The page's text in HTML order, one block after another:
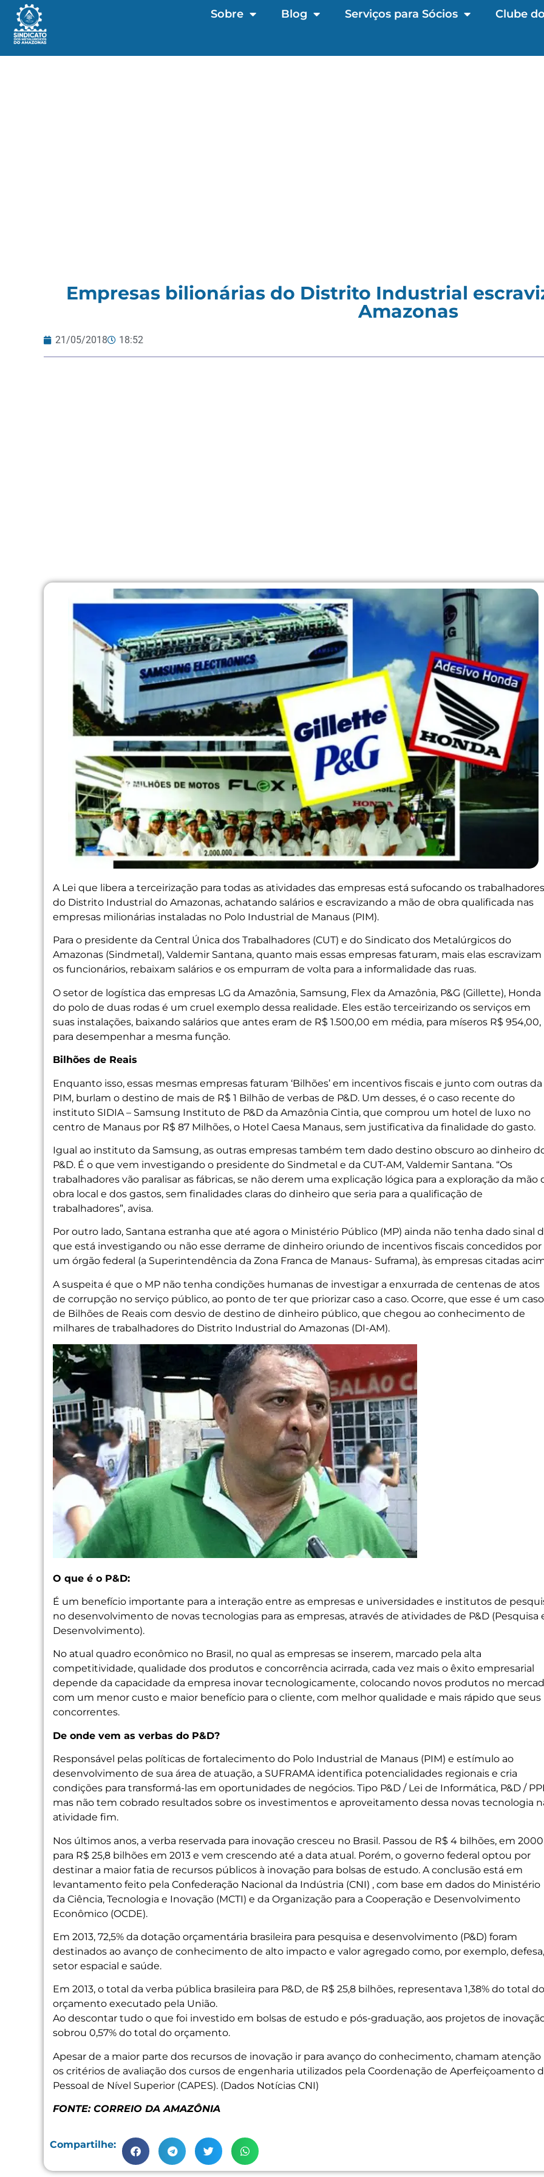
Sobre Blog Serviços para Sócios Clube
Empresas bilionárias do Distrito Industrial
Amazonas
21/05/2018 18:52
A Lei que libera a terceirização para todas as atividades das empresas está sufocando os trabalhadores
do Distrito Industrial do Amazonas, achatando salários e escravizando a mão de obra qualificada nas
empresas milionárias instaladas no Polo Industrial de Manaus (PIM).
Para o presidente da Central Única dos Trabalhadores (CUT) e do Sindicato dos Metalúrgicos do
Amazonas (Sindmetal), Valdemir Santana, quanto mais essas empresas faturam, mais elas escravizam
os funcionários, rebaixam salários e os empurram de volta para a informalidade das ruas.
O setor de logística das empresas LG da Amazônia, Samsung, Flex da Amazônia, P&G (Gillette), Honda
do polo de duas rodas é um cruel exemplo dessa realidade. Eles estão terceirizando os serviços em
suas instalações, baixando salários que antes eram de R$ 1.500,00 em média, para míseros R$ 954,00,
para desempenhar a mesma função.
Bilhões de Reais
Enquanto isso, essas mesmas empresas faturam ‘Bilhões’ em incentivos fiscais e junto com outras da
PIM, burlam o destino de mais de R$ 1 Bilhão de verbas de P&D. Um desses, é o caso recente do
instituto SIDIA – Samsung Instituto de P&D da Amazônia Cintia, que comprou um hotel de luxo no
centro de Manaus por R$ 87 Milhões, o Hotel Caesa Manaus, sem justificativa da finalidade do gasto.
Igual ao instituto da Samsung, as outras empresas também tem dado destino obscuro ao dinheiro
P&D. É o que vem investigando o presidente do Sindmetal e da CUT-AM, Valdemir Santana. “Os
trabalhadores vão paralisar as fábricas, se não derem uma explicação lógica para a exploração da mão
obra local e dos gastos, sem finalidades claras do dinheiro que seria para a qualificação de
trabalhadores”, avisa.
Por outro lado, Santana estranha que até agora o Ministério Público (MP) ainda não tenha dado sinal
que está investigando ou não esse derrame de dinheiro oriundo de incentivos fiscais concedidos por
um órgão federal (a Superintendência da Zona Franca de Manaus- Suframa), às empresas citadas
A suspeita é que o MP não tenha condições humanas de investigar a enxurrada de centenas de atos
de corrupção no serviço público, ao ponto de ter que priorizar caso a caso. Ocorre, que esse é um caso
de Bilhões de Reais com desvio de destino de dinheiro público, que chegou ao conhecimento de
milhares de trabalhadores do Distrito Industrial do Amazonas (DI-AM).
O que é o P&D:
É um benefício importante para a interação entre as empresas e universidades e institutos de
no desenvolvimento de novas tecnologias para as empresas, através de atividades de P&D (Pesquisa
Desenvolvimento).
No atual quadro econômico no Brasil, no qual as empresas se inserem, marcado pela alta
competitividade, qualidade dos produtos e concorrência acirrada, cada vez mais o êxito empresarial
depende da capacidade da empresa inovar tecnologicamente, colocando novos produtos no
com um menor custo e maior benefício para o cliente, com melhor qualidade e mais rápido que seus
concorrentes.
De onde vem as verbas do P&D?
Responsável pelas políticas de fortalecimento do Polo Industrial de Manaus (PIM) e estímulo ao
desenvolvimento de sua área de atuação, a SUFRAMA identifica potencialidades regionais e cria
condições para transformá-las em oportunidades de negócios. Tipo P&D / Lei de Informática, P&D /
mas não tem cobrado resultados sobre os investimentos e aproveitamento dessa novas tecnologia
atividade fim.
Nos últimos anos, a verba reservada para inovação cresceu no Brasil. Passou de R$ 4 bilhões, em
para R$ 25,8 bilhões em 2013 e vem crescendo até a data atual. Porém, o governo federal optou por
destinar a maior fatia de recursos públicos à inovação para bolsas de estudo. A conclusão está em
levantamento feito pela Confederação Nacional da Indústria (CNI) , com base em dados do Ministério
da Ciência, Tecnologia e Inovação (MCTI) e da Organização para a Cooperação e Desenvolvimento
Econômico (OCDE).
Em 2013, 72,5% da dotação orçamentária brasileira para pesquisa e desenvolvimento (P&D) foram
destinados ao avanço de conhecimento de alto impacto e valor agregado como, por exemplo, defesa,
setor espacial e saúde.
Em 2013, o total da verba pública brasileira para P&D, de R$ 25,8 bilhões, representava 1,38% do total do
orçamento executado pela União.
Ao descontar tudo o que foi investido em bolsas de estudo e pós-graduação, aos projetos de
sobrou 0,57% do total do orçamento.
Apesar de a maior parte dos recursos de inovação ir para avanço do conhecimento, chamam atenção
os critérios de avaliação dos cursos de engenharia utilizados pela Coordenação de Aperfeiçoamento
Pessoal de Nível Superior (CAPES). (Dados Notícias CNI)
FONTE: CORREIO DA AMAZÔNIA
Compartilhe: